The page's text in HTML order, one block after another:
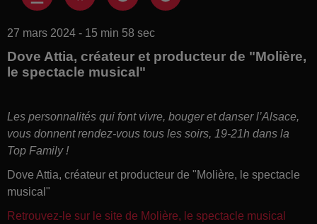
27 mars 2024 - 15 min 58 sec
Dove Attia, créateur et producteur de "Molière,
le spectacle musical"
Les personnalités qui font vivre, bouger et danser l’Alsace,
vous donnent rendez-vous tous les soirs, 19-21h dans la
Top Family !
Dove Attia, créateur et producteur de "Molière, le spectacle
musical"
Retrouvez-le sur le site de Molière, le spectacle musical